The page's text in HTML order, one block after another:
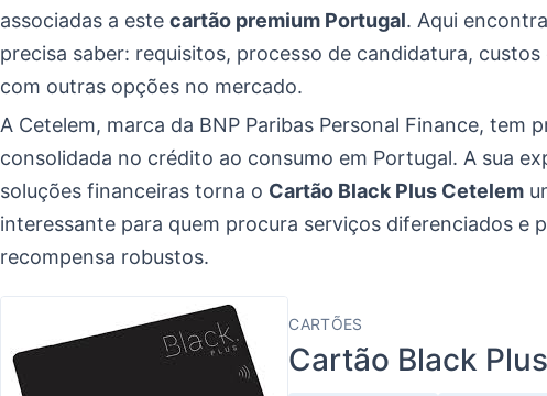
associadas a este cartão premium Portugal. Aqui
precisa saber: requisitos, processo de candidatura,
com outras opções no mercado.
A Cetelem, marca da BNP Paribas Personal Finance, tem
consolidada no crédito ao consumo em Portugal. A sua
soluções financeiras torna o Cartão Black Plus Cetelem
interessante para quem procura serviços diferenciados e
recompensa robustos.
CARTÕES
Cartão Black